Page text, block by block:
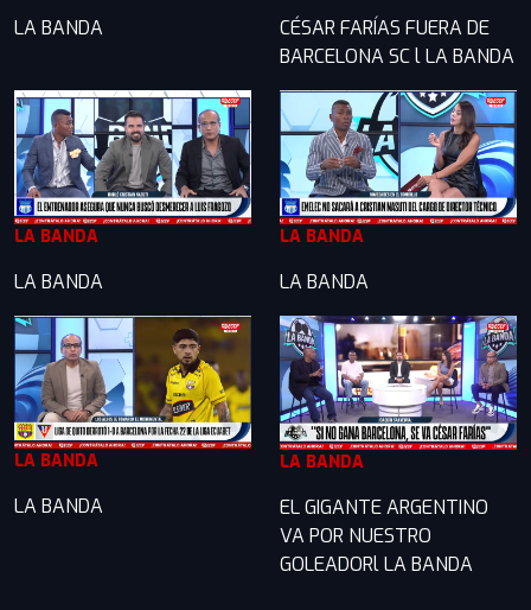
LA BANDA
CÉSAR FARÍAS FUERA DE
BARCELONA SC l LA BANDA
LA BANDA
LA BANDA
LA BANDA
LA BANDA
LA BANDA
LA BANDA
LA BANDA
EL GIGANTE ARGENTINO
VA POR NUESTRO
GOLEADORl LA BANDA